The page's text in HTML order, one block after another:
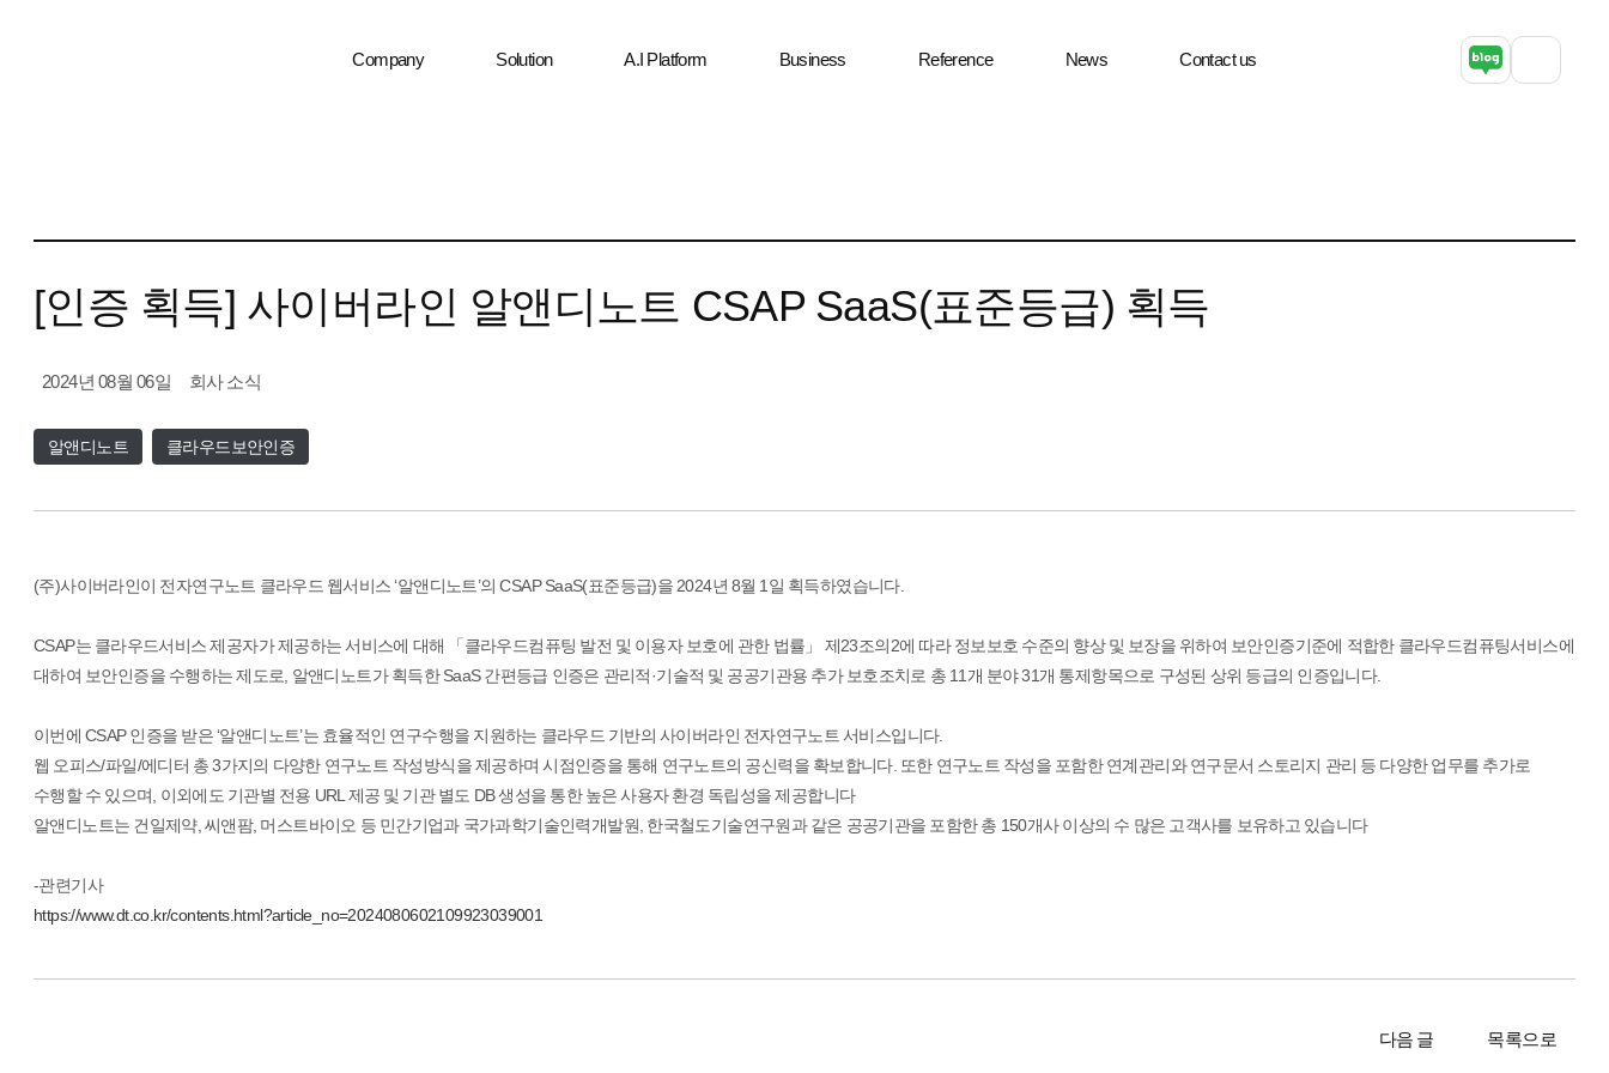
Company Solution A.I Platform Business Reference News Contact us
[인증 획득] 사이버라인 알앤디노트 CSAP SaaS(표준등급) 획득
2024년 08월 06일 회사 소식
알앤디노트 클라우드보안인증
(주)사이버라인이 전자연구노트 클라우드 웹서비스 ‘알앤디노트’의 CSAP SaaS(표준등급)을 2024년 8월 1일 획득하였습니다.
CSAP는 클라우드서비스 제공자가 제공하는 서비스에 대해 「클라우드컴퓨팅 발전 및 이용자 보호에 관한 법률」 제23조의2에 따라 정보보호 수준의 향상 및 보장을 위하여 보안인증기준에 적합한 클라우드컴퓨팅서비스에
대하여 보안인증을 수행하는 제도로, 알앤디노트가 획득한 SaaS 간편등급 인증은 관리적·기술적 및 공공기관용 추가 보호조치로 총 11개 분야 31개 통제항목으로 구성된 상위 등급의 인증입니다.
이번에 CSAP 인증을 받은 ‘알앤디노트’는 효율적인 연구수행을 지원하는 클라우드 기반의 사이버라인 전자연구노트 서비스입니다.
웹 오피스/파일/에디터 총 3가지의 다양한 연구노트 작성방식을 제공하며 시점인증을 통해 연구노트의 공신력을 확보합니다. 또한 연구노트 작성을 포함한 연계관리와 연구문서 스토리지 관리 등 다양한 업무를 추가로
수행할 수 있으며, 이외에도 기관별 전용 URL 제공 및 기관 별도 DB 생성을 통한 높은 사용자 환경 독립성을 제공합니다
알앤디노트는 건일제약, 씨앤팜, 머스트바이오 등 민간기업과 국가과학기술인력개발원, 한국철도기술연구원과 같은 공공기관을 포함한 총 150개사 이상의 수 많은 고객사를 보유하고 있습니다
-관련기사
https://www.dt.co.kr/contents.html?article_no=2024080602109923039001
다음 글 목록으로